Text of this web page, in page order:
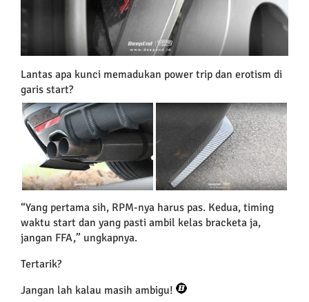
Lantas apa kunci memadukan power trip dan erotism di
garis start?
“Yang pertama sih, RPM-nya harus pas. Kedua, timing
waktu start dan yang pasti ambil kelas bracketa ja,
jangan FFA,” ungkapnya.
Tertarik?
Jangan lah kalau masih ambigu!